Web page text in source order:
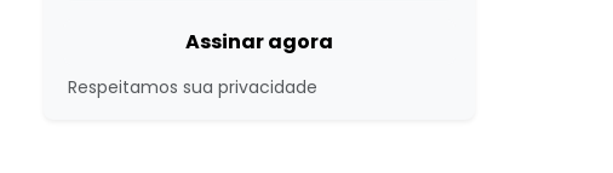
Assinar agora
Respeitamos sua privacidade